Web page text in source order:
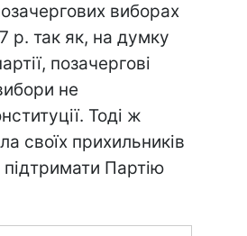
виборах
р. так як, на думку
позачергові
не
Тоді ж
своїх прихильників
Партію